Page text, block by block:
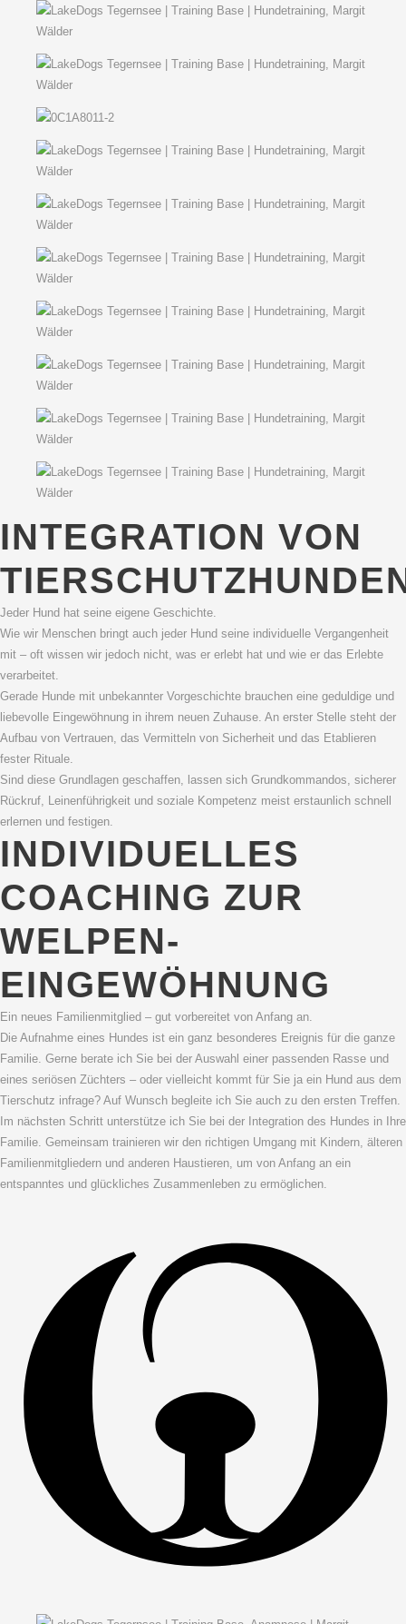
INTEGRATION VON
Jeder Hund hat seine eigene Geschichte.
Wie wir Menschen bringt auch jeder Hund seine individuelle Vergangenheit
mit – oft wissen wir jedoch nicht, was er erlebt hat und wie er das Erlebte
verarbeitet.
Gerade Hunde mit unbekannter Vorgeschichte brauchen eine geduldige und
liebevolle Eingewöhnung in ihrem neuen Zuhause. An erster Stelle steht der
Aufbau von Vertrauen, das Vermitteln von Sicherheit und das Etablieren
fester Rituale.
Sind diese Grundlagen geschaffen, lassen sich Grundkommandos, sicherer
Rückruf, Leinenführigkeit und soziale Kompetenz meist erstaunlich schnell
erlernen und festigen.
INDIVIDUELLES
COACHING ZUR
WELPEN-
EINGEWÖHNUNG
Ein neues Familienmitglied – gut vorbereitet von Anfang an.
Die Aufnahme eines Hundes ist ein ganz besonderes Ereignis für die ganze
Familie. Gerne berate ich Sie bei der Auswahl einer passenden Rasse und
eines seriösen Züchters – oder vielleicht kommt für Sie ja ein Hund aus dem
Tierschutz infrage? Auf Wunsch begleite ich Sie auch zu den ersten Treffen.
Im nächsten Schritt unterstütze ich Sie bei der Integration des Hundes in Ihre
Familie. Gemeinsam trainieren wir den richtigen Umgang mit Kindern, älteren
Familienmitgliedern und anderen Haustieren, um von Anfang an ein
entspanntes und glückliches Zusammenleben zu ermöglichen.